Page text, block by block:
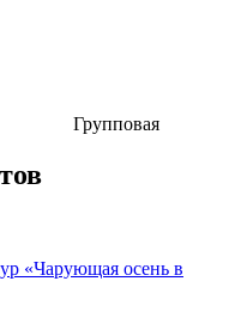
Групповая
«Чарующая осень в